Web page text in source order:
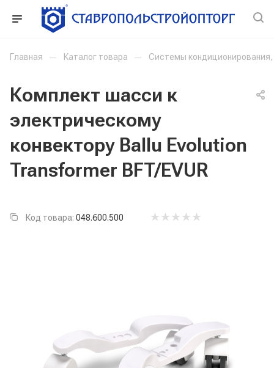
Главная — Каталог товара — Системы
Комплект шасси к
электрическому
конвектору Ballu Evolution
Transformer BFT/EVUR
Код товара: 048.600.500